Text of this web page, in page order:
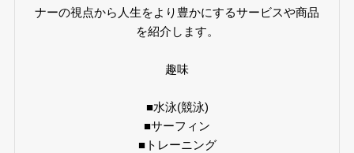
ナーの視点から人生をより豊かにするサービスや商品
を紹介します。
趣味
■水泳(競泳)
■サーフィン
■トレーニング